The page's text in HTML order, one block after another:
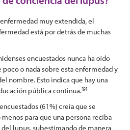
muy extendida, el
está por detrás de muchas
encuestados nunca ha oído
o nada sobre esta enfermedad y
nombre. Esto indica que hay una
pública continua.[9]
(61%) creía que se
para que una persona reciba
lupus, subestimando de manera